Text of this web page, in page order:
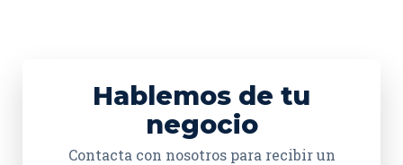
Hablemos de tu
negocio
Contacta con nosotros para recibir un